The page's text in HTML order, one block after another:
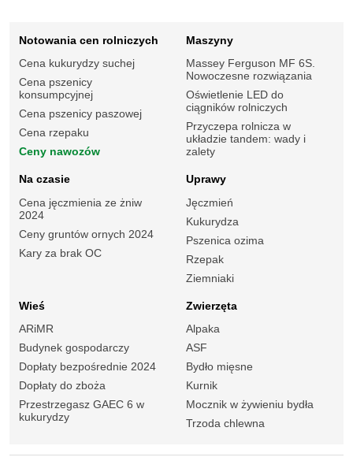
Notowania cen rolniczych
Cena kukurydzy suchej
Cena pszenicy
konsumpcyjnej
Cena pszenicy paszowej
Cena rzepaku
Ceny nawozów
Maszyny
Massey Ferguson MF 6S.
Nowoczesne rozwiązania
Oświetlenie LED do
ciągników rolniczych
Przyczepa rolnicza w
układzie tandem: wady i
zalety
Na czasie
Cena jęczmienia ze żniw
2024
Ceny gruntów ornych 2024
Kary za brak OC
Uprawy
Jęczmień
Kukurydza
Pszenica ozima
Rzepak
Ziemniaki
Wieś
ARiMR
Budynek gospodarczy
Dopłaty bezpośrednie 2024
Dopłaty do zboża
Przestrzegasz GAEC 6 w
kukurydzy
Zwierzęta
Alpaka
ASF
Bydło mięsne
Kurnik
Mocznik w żywieniu bydła
Trzoda chlewna